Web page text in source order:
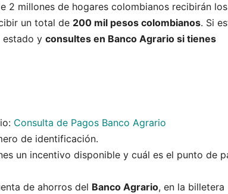
2 millones de hogares colombianos recibirán los
un total de 200 mil pesos colombianos. Si
estado y consultes en Banco Agrario si tienes
Consulta de Pagos Banco Agrario
de identificación.
un incentivo disponible y cuál es el punto de
de ahorros del Banco Agrario, en la billetera